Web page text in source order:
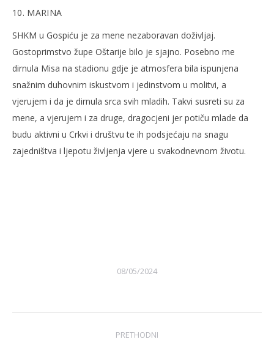
10. MARINA
SHKM u Gospiću je za mene nezaboravan doživljaj.
Gostoprimstvo župe Oštarije bilo je sjajno. Posebno me
dirnula Misa na stadionu gdje je atmosfera bila ispunjena
snažnim duhovnim iskustvom i jedinstvom u molitvi, a
vjerujem i da je dirnula srca svih mladih. Takvi susreti su za
mene, a vjerujem i za druge, dragocjeni jer potiču mlade da
budu aktivni u Crkvi i društvu te ih podsjećaju na snagu
zajedništva i ljepotu življenja vjere u svakodnevnom životu.
08/05/2024
PRETHODNI